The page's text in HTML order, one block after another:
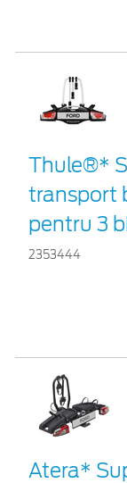
Thule®*
transport
pentru 3
2353444
Atera*